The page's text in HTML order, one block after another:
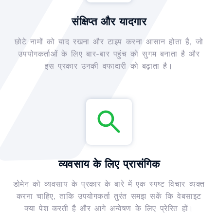
संक्षिप्त और यादगार
छोटे नामों को याद रखना और टाइप करना आसान होता है, जो
उपयोगकर्ताओं के लिए बार-बार पहुंच को सुगम बनाता है और
इस प्रकार उनकी वफादारी को बढ़ाता है।
व्यवसाय के लिए प्रासंगिक
डोमेन को व्यवसाय के प्रकार के बारे में एक स्पष्ट विचार व्यक्त
करना चाहिए, ताकि उपयोगकर्ता तुरंत समझ सकें कि वेबसाइट
क्या पेश करती है और आगे अन्वेषण के लिए प्रेरित हों।